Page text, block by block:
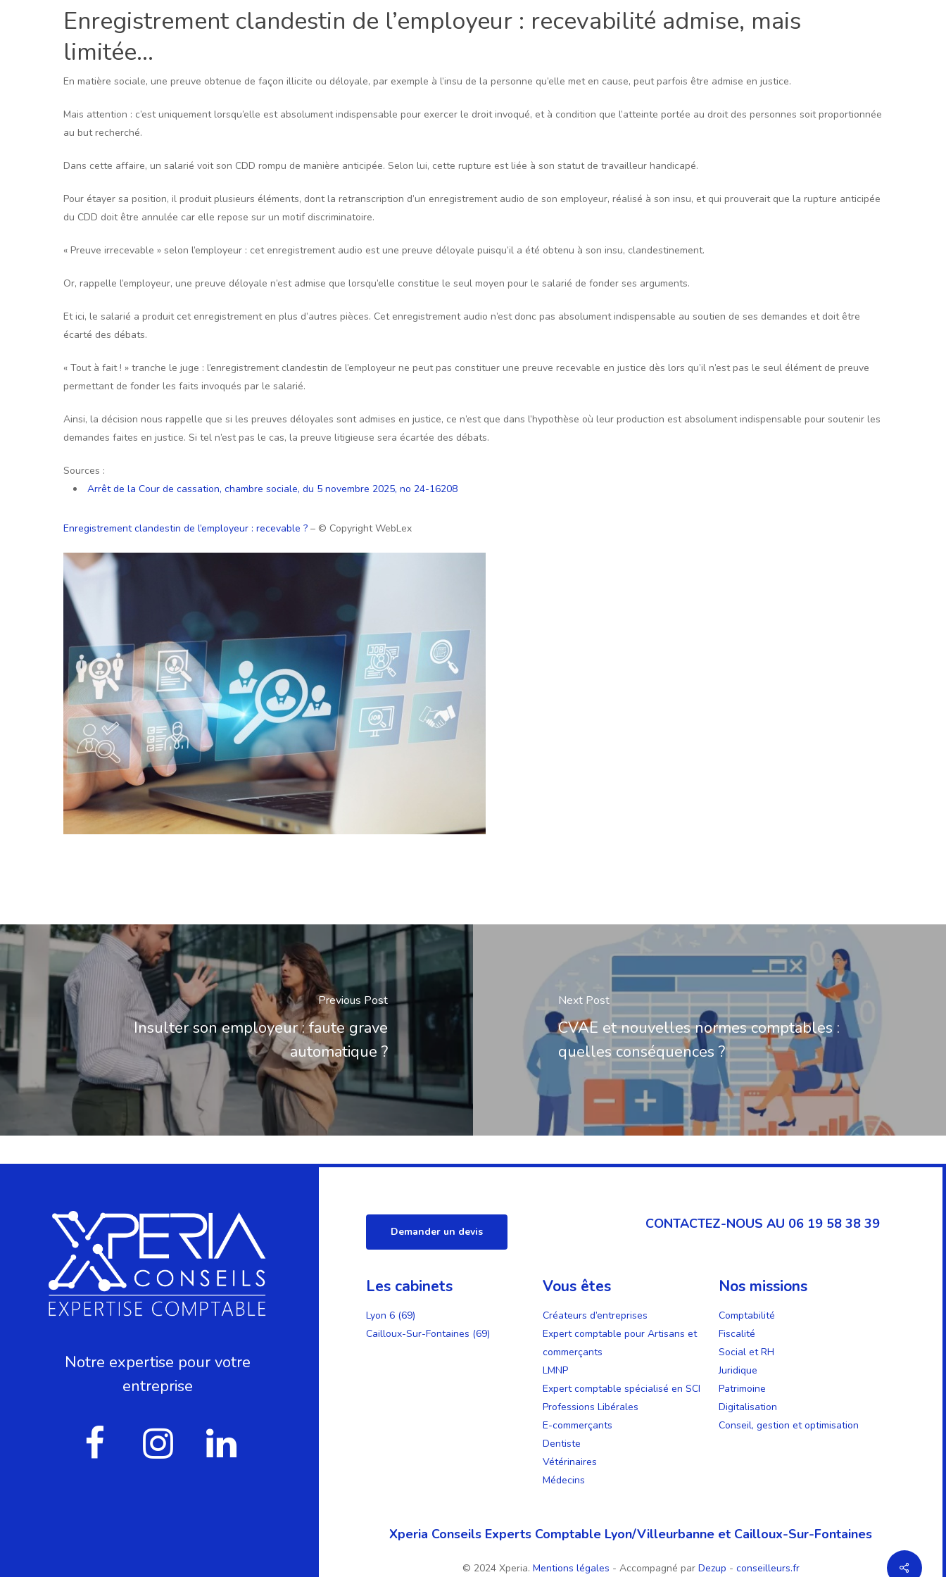
Enregistrement clandestin de l’employeur : recevabilité admise, mais
limitée…
En matière sociale, une preuve obtenue de façon illicite ou déloyale, par exemple à l’insu de la personne qu’elle met en cause, peut parfois être admise en justice.
Mais attention : c’est uniquement lorsqu’elle est absolument indispensable pour exercer le droit invoqué, et à condition que l’atteinte portée au droit des personnes soit proportionnée
au but recherché.
Dans cette affaire, un salarié voit son CDD rompu de manière anticipée. Selon lui, cette rupture est liée à son statut de travailleur handicapé.
Pour étayer sa position, il produit plusieurs éléments, dont la retranscription d’un enregistrement audio de son employeur, réalisé à son insu, et qui prouverait que la rupture anticipée
du CDD doit être annulée car elle repose sur un motif discriminatoire.
« Preuve irrecevable » selon l’employeur : cet enregistrement audio est une preuve déloyale puisqu’il a été obtenu à son insu, clandestinement.
Or, rappelle l’employeur, une preuve déloyale n’est admise que lorsqu’elle constitue le seul moyen pour le salarié de fonder ses arguments.
Et ici, le salarié a produit cet enregistrement en plus d’autres pièces. Cet enregistrement audio n’est donc pas absolument indispensable au soutien de ses demandes et doit être
écarté des débats.
« Tout à fait ! » tranche le juge : l’enregistrement clandestin de l’employeur ne peut pas constituer une preuve recevable en justice dès lors qu’il n’est pas le seul élément de preuve
permettant de fonder les faits invoqués par le salarié.
Ainsi, la décision nous rappelle que si les preuves déloyales sont admises en justice, ce n’est que dans l’hypothèse où leur production est absolument indispensable pour soutenir les
demandes faites en justice. Si tel n’est pas le cas, la preuve litigieuse sera écartée des débats.
Sources :
Arrêt de la Cour de cassation, chambre sociale, du 5 novembre 2025, no 24-16208
Enregistrement clandestin de l’employeur : recevable ? – © Copyright WebLex
Previous Post
Insulter son employeur : faute grave
automatique ?
Next Post
CVAE et nouvelles normes comptables :
quelles conséquences ?
Notre expertise pour votre
entreprise
Demander un devis CONTACTEZ-NOUS AU 06 19 58 38 39
Les cabinets
Lyon 6 (69)
Cailloux-Sur-Fontaines (69)
Vous êtes
Créateurs d’entreprises
Expert comptable pour Artisans et
commerçants
LMNP
Expert comptable spécialisé en SCI
Professions Libérales
E-commerçants
Dentiste
Vétérinaires
Médecins
Nos missions
Comptabilité
Fiscalité
Social et RH
Juridique
Patrimoine
Digitalisation
Conseil, gestion et optimisation
Xperia Conseils Experts Comptable Lyon/Villeurbanne et Cailloux-Sur-Fontaines
© 2024 Xperia. Mentions légales - Accompagné par Dezup - conseilleurs.fr